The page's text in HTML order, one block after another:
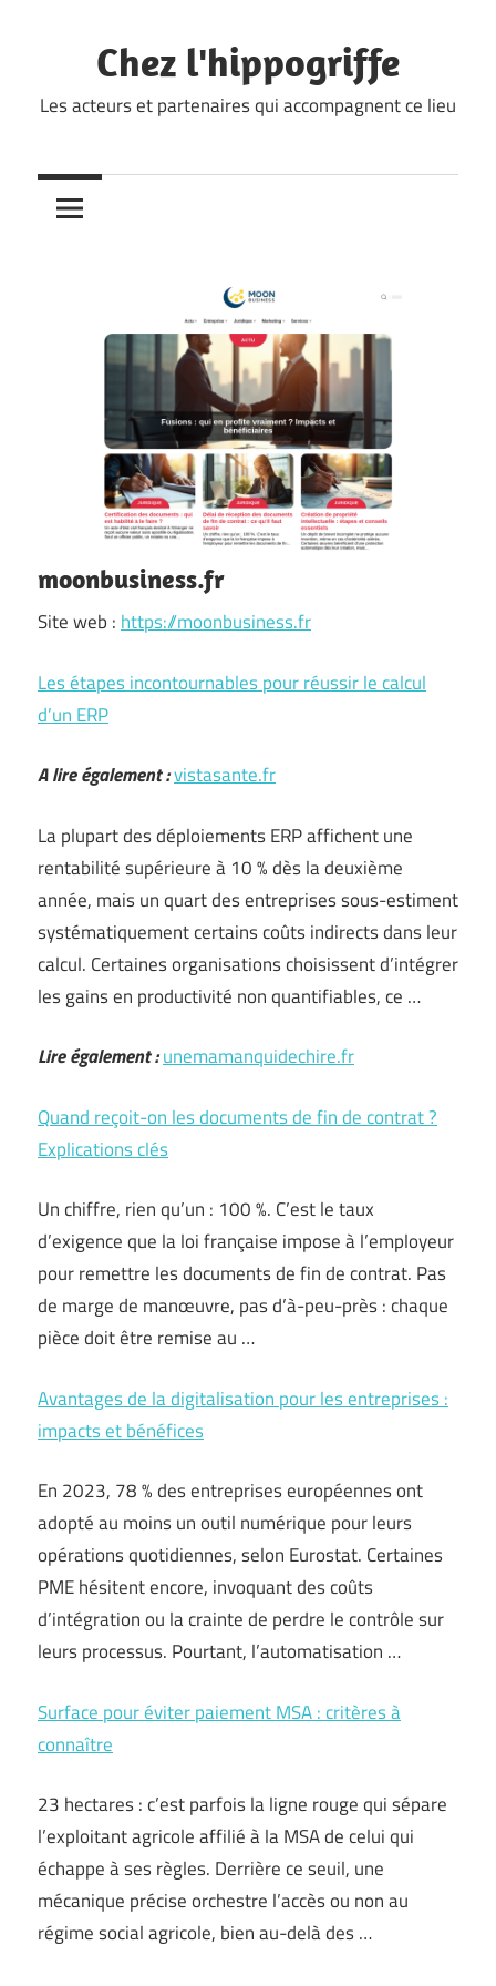
Chez l'hippogriffe
Les acteurs et partenaires qui accompagnent ce lieu
moonbusiness.fr
Site web : https://moonbusiness.fr
Les étapes incontournables pour réussir le calcul
d’un ERP
A lire également :vistasante.fr
La plupart des déploiements ERP affichent une
rentabilité supérieure à 10 % dès la deuxième
année, mais un quart des entreprises sous-estiment
systématiquement certains coûts indirects dans leur
calcul. Certaines organisations choisissent d’intégrer
les gains en productivité non quantifiables, ce …
Lire également :unemamanquidechire.fr
Quand reçoit-on les documents de fin de contrat ?
Explications clés
Un chiffre, rien qu’un : 100 %. C’est le taux
d’exigence que la loi française impose à l’employeur
pour remettre les documents de fin de contrat. Pas
de marge de manœuvre, pas d’à-peu-près : chaque
pièce doit être remise au …
Avantages de la digitalisation pour les entreprises :
impacts et bénéfices
En 2023, 78 % des entreprises européennes ont
adopté au moins un outil numérique pour leurs
opérations quotidiennes, selon Eurostat. Certaines
PME hésitent encore, invoquant des coûts
d’intégration ou la crainte de perdre le contrôle sur
leurs processus. Pourtant, l’automatisation …
Surface pour éviter paiement MSA : critères à
connaître
23 hectares : c’est parfois la ligne rouge qui sépare
l’exploitant agricole affilié à la MSA de celui qui
échappe à ses règles. Derrière ce seuil, une
mécanique précise orchestre l’accès ou non au
régime social agricole, bien au-delà des …